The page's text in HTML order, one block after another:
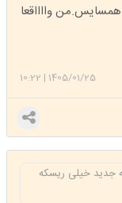
وااااقعا
1405/01/25
|
10:22
جدید خیلی ریسکه